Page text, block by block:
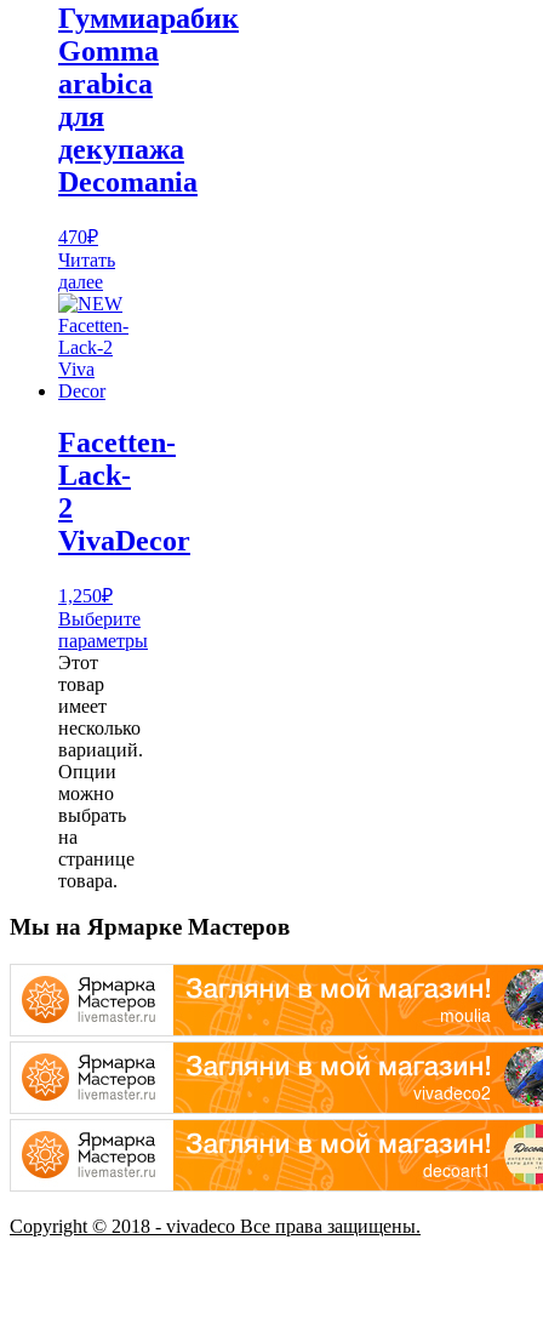
Гуммиарабик
Gomma
arabica
для
декупажа
Decomania
470₽
Читать
далее
Facetten-
Lack-
2
VivaDecor
1,250₽
Выберите
параметры
Этот
товар
имеет
несколько
вариаций.
Опции
можно
выбрать
на
странице
товара.
Мы на Ярмарке Мастеров
Copyright © 2018 - vivadeco Все права защищены.